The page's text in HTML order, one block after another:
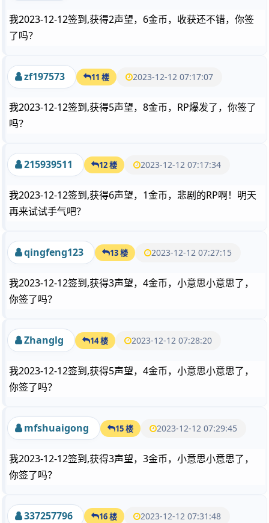
我2023-12-12签到,获得2声望，6金币，收获还不错，你签
了吗？
zf197573 11 楼 2023-12-12 07:17:07
我2023-12-12签到,获得5声望，8金币，RP爆发了，你签了
吗？
215939511 12 楼 2023-12-12 07:17:34
我2023-12-12签到,获得6声望，1金币，悲剧的RP啊！明天
再来试试手气吧？
qingfeng123 13 楼 2023-12-12 07:27:15
我2023-12-12签到,获得3声望，4金币，小意思小意思了，
你签了吗？
Zhanglg 14 楼 2023-12-12 07:28:20
我2023-12-12签到,获得5声望，4金币，小意思小意思了，
你签了吗？
mfshuaigong 15 楼 2023-12-12 07:29:45
我2023-12-12签到,获得3声望，3金币，小意思小意思了，
你签了吗？
337257796 16 楼 2023-12-12 07:31:48